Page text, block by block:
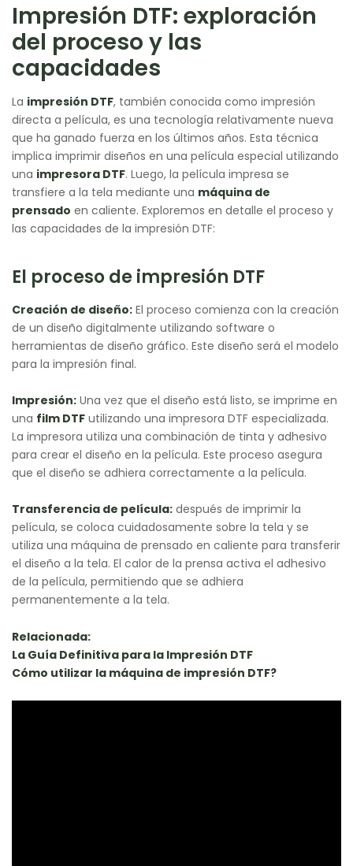
Impresión DTF: exploración
del proceso y las
capacidades
La impresión DTF, también conocida como impresión
directa a película, es una tecnología relativamente nueva
que ha ganado fuerza en los últimos años. Esta técnica
implica imprimir diseños en una película especial utilizando
una impresora DTF. Luego, la película impresa se
transfiere a la tela mediante una máquina de
prensado en caliente. Exploremos en detalle el proceso y
las capacidades de la impresión DTF:
El proceso de impresión DTF
Creación de diseño: El proceso comienza con la creación
de un diseño digitalmente utilizando software o
herramientas de diseño gráfico. Este diseño será el modelo
para la impresión final.
Impresión: Una vez que el diseño está listo, se imprime en
una film DTF utilizando una impresora DTF especializada.
La impresora utiliza una combinación de tinta y adhesivo
para crear el diseño en la película. Este proceso asegura
que el diseño se adhiera correctamente a la película.
Transferencia de película: después de imprimir la
película, se coloca cuidadosamente sobre la tela y se
utiliza una máquina de prensado en caliente para transferir
el diseño a la tela. El calor de la prensa activa el adhesivo
de la película, permitiendo que se adhiera
permanentemente a la tela.
Relacionada:
La Guía Definitiva para la Impresión DTF
Cómo utilizar la máquina de impresión DTF?